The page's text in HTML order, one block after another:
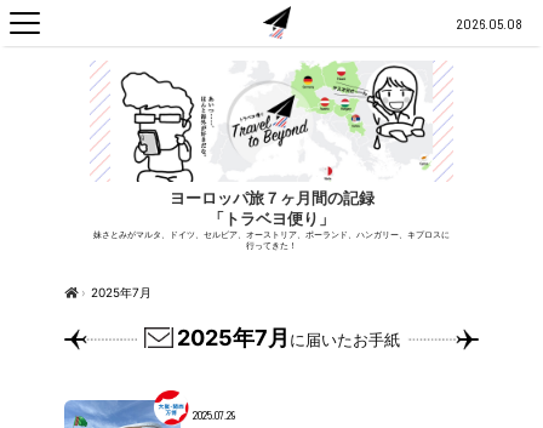
2026.05.08
ヨーロッパ旅７ヶ月間の記録
「トラベヨ便り」
妹さとみがマルタ、ドイツ、セルビア、オーストリア、ポーランド、ハンガリー、キプロスに
行ってきた！
› 2025年7月
2025年7月 に届いたお手紙
2025.07.29